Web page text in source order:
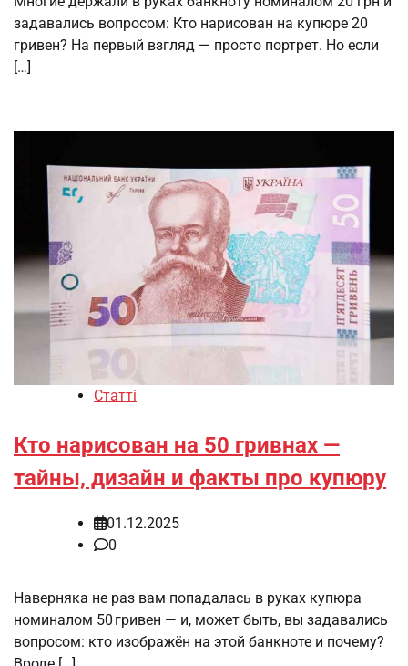
задавались вопросом: Кто нарисован на купюре 20
гривен? На первый взгляд — просто портрет. Но если
[…]
Статті
Кто нарисован на 50 гривнах —
тайны, дизайн и факты про купюру
01.12.2025
0
Наверняка не раз вам попадалась в руках купюра
номиналом 50 гривен — и, может быть, вы задавались
вопросом: кто изображён на этой банкноте и почему?